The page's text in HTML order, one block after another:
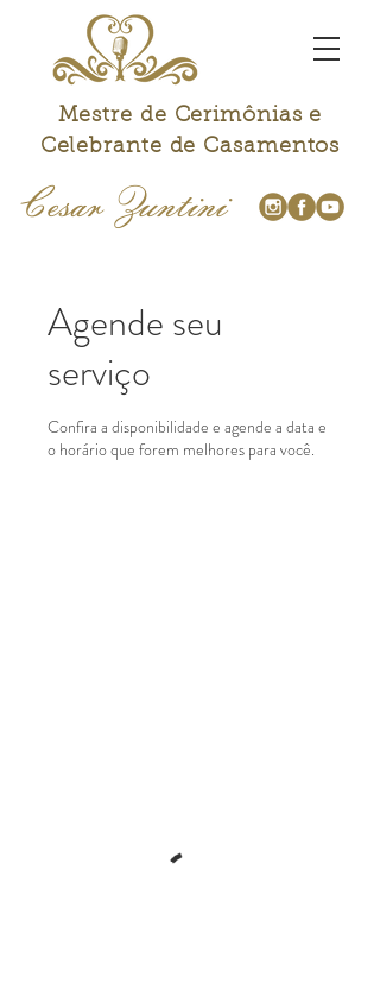
Cesar Zuntini
Mestre de Cerimônias e
Celebrante de Casamentos
Agende seu
serviço
Confira a disponibilidade e agende a data e
o horário que forem melhores para você.